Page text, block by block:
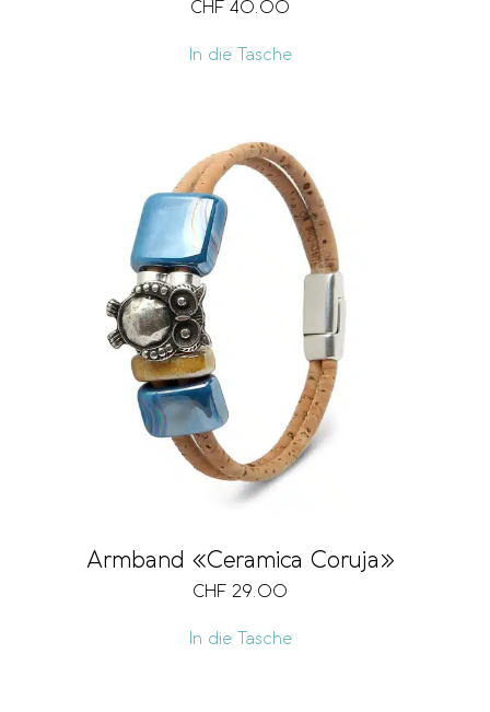
CHF 40.00
In die Tasche
Armband «Ceramica Coruja»
CHF 29.00
In die Tasche